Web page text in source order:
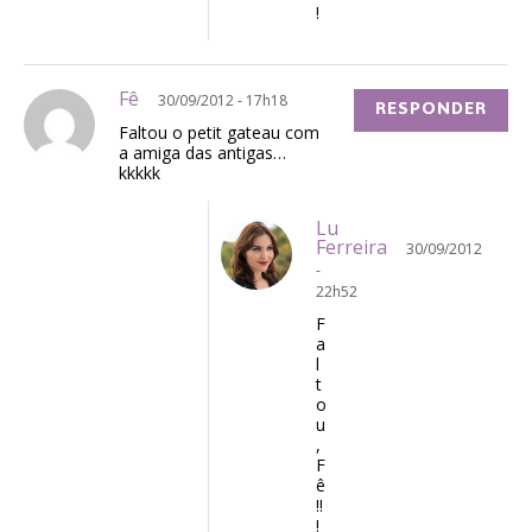
!
Fê 30/09/2012 - 17h18
Faltou o petit gateau com
a amiga das antigas…
kkkkk
RESPONDER
Lu
Ferreira
30/09/2012
-
22h52
F
a
l
t
o
u
,
F
ê
!!
!